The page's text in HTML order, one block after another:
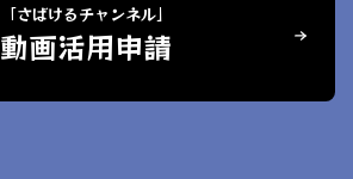
「さばけるチャンネル」
動画活用申請